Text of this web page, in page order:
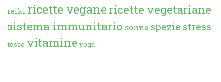
reiki ricette veganericette vegetariane
sistema immunitario sonno spezie stress
tosse vitamine yoga